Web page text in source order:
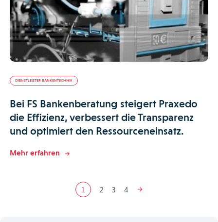
DIENSTLEISTER BANKENTECHNIK
Bei FS Bankenberatung steigert Praxedo
die Effizienz, verbessert die Transparenz
und optimiert den Ressourceneinsatz.
Mehr erfahren
1 2 3 4